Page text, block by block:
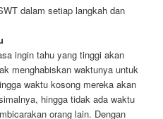
dalam setiap langkah dan
ingin tahu yang tinggi akan
menghabiskan waktunya untuk
waktu kosong mereka akan
hingga tidak ada waktu
orang lain. Dengan